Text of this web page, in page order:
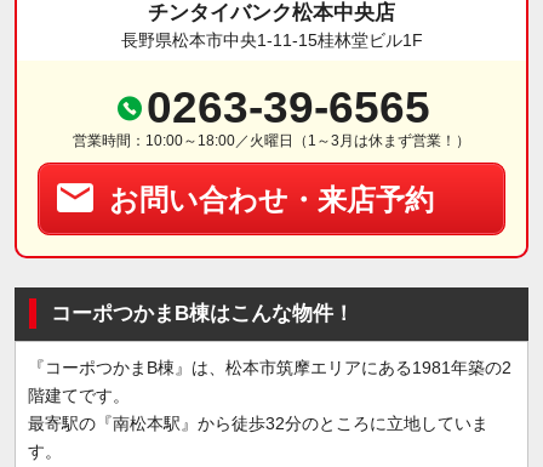
チンタイバンク松本中央店
長野県松本市中央1-11-15桂林堂ビル1F
0263-39-6565
営業時間：10:00～18:00／火曜日（1～3月は休まず営業！）
お問い合わせ・来店予約
コーポつかまB棟はこんな物件！
『コーポつかまB棟』は、松本市筑摩エリアにある1981年築の2
階建てです。
最寄駅の『南松本駅』から徒歩32分のところに立地していま
す。